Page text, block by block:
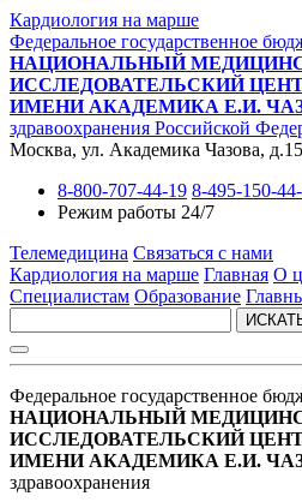
Кардиология на марше
Федеральное государственное
НАЦИОНАЛЬНЫЙ
ИССЛЕДОВАТЕЛЬСКИЙ
ИМЕНИ АКАДЕМИКА Е.И.
здравоохранения Российской
Москва, ул. Академика Чазова,
8-800-707-44-19 8-495-150-
Режим работы 24/7
Телемедицина Связаться с нами
Кардиология на марше Главная О
Специалистам Образование
Федеральное государственное
НАЦИОНАЛЬНЫЙ
ИССЛЕДОВАТЕЛЬСКИЙ
ИМЕНИ АКАДЕМИКА Е.И.
здравоохранения